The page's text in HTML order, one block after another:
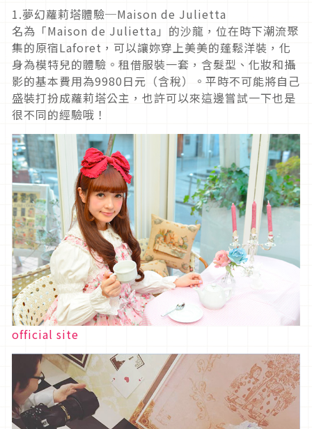
1.夢幻蘿莉塔體驗─Maison de Julietta
名為「Maison de Julietta」的沙龍，位在時下潮流聚
集的原宿Laforet，可以讓妳穿上美美的蓬鬆洋裝，化
身為模特兒的體驗。租借服裝一套，含髮型、化妝和攝
影的基本費用為9980日元（含稅）。平時不可能將自己
盛裝打扮成蘿莉塔公主，也許可以來這邊嘗試一下也是
很不同的經驗哦！
official site